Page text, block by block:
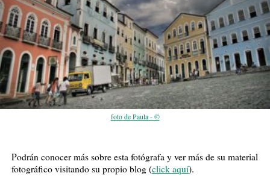
foto de Paula - ©
Podrán conocer más sobre esta fotógrafa y ver más de su material
fotográfico visitando su propio blog (click aquí).